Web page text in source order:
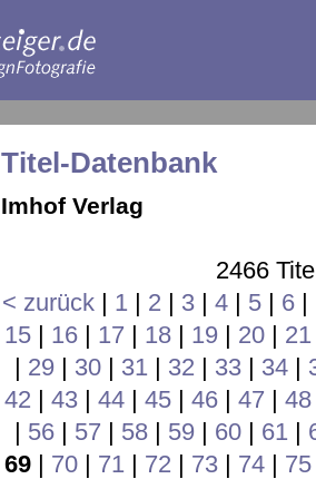
Titel-Datenbank
Imhof Verlag
2466
< zurück | 1 | 2 | 3 | 4 | 5 | 6 |
15| 16| 17 | 18| 19| 20| 21
| 29| 30| 31| 32 | 33| 34|
42 | 43| 44| 45| 46| 47 | 48
| 56| 57 | 58| 59| 60| 61|
69| 70| 71| 72 | 73| 74| 75